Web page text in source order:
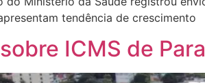
tendência de crescimento
ICMS de